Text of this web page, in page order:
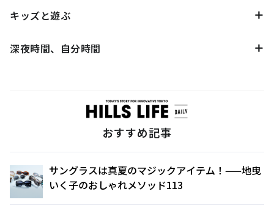
キッズと遊ぶ
深夜時間、自分時間
おすすめ記事
サングラスは真夏のマジックアイテム！——地曳
いく子のおしゃれメソッド113